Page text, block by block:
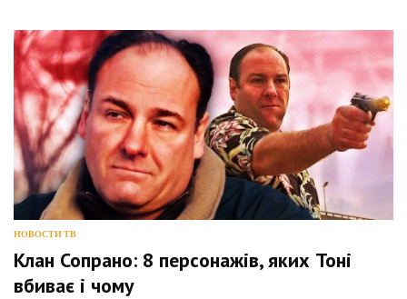
НОВОСТИ ТВ
Клан Сопрано: 8 персонажів, яких Тоні
вбиває і чому